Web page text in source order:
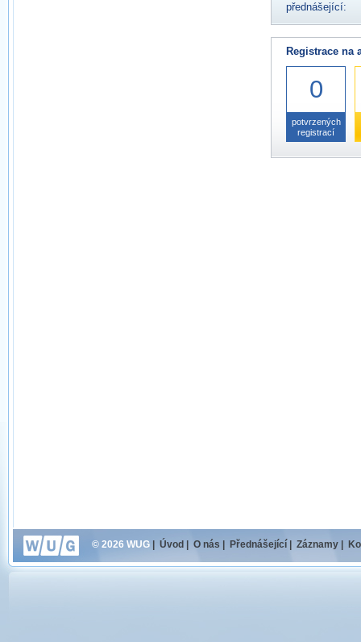
přednášející:
Registrace na
0
potvrzených
registrací
© 2026 WUG Úvod O nás Přednášející Záznamy